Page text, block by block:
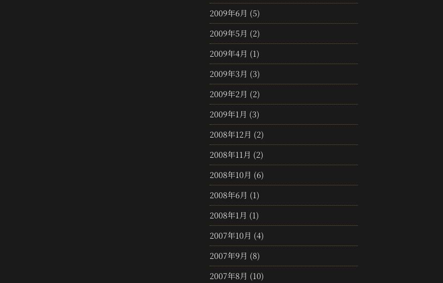
2009年6月 (5)
2009年5月 (2)
2009年4月 (1)
2009年3月 (3)
2009年2月 (2)
2009年1月 (3)
2008年12月 (2)
2008年11月 (2)
2008年10月 (6)
2008年6月 (1)
2008年1月 (1)
2007年10月 (4)
2007年9月 (8)
2007年8月 (10)